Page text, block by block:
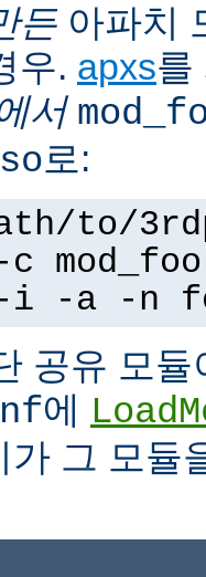
든아파치
우. apxs를
서
로:
to/
i -a -n
공유 모
에
가 그 모듈